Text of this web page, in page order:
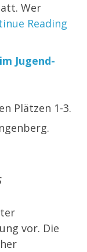
Wer
Reading
Jugend-
Plätzen 1-3.
vor. Die